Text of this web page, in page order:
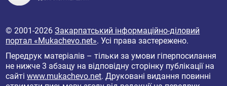
© 2001-2026Закарпатський інформаційно-діловий
портал «Mukachevo.net». Усі права застережено.
Передрук матеріалів – тільки за умови гіперпосилання
не нижче 3 абзацу на відповідну сторінку публікації на
сайтіwww.mukachevo.net. Друковані видання повинні